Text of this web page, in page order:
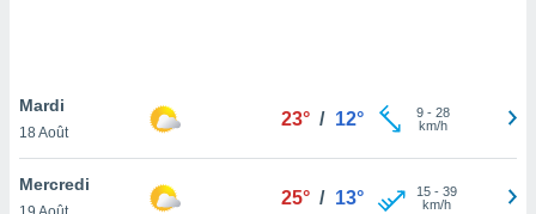
pas
de
à
Mardi
18 Août
23° / 12° 9- 28
km/h
Mercredi
25° / 13° 15- 39
km/h